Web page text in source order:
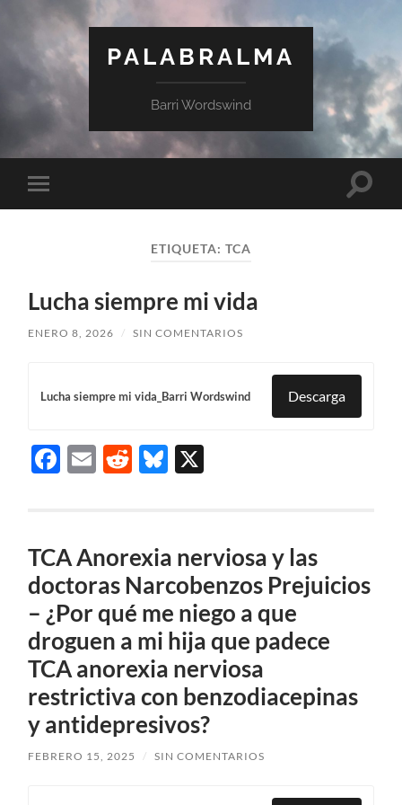
PALABRALMA
Barri Wordswind
ETIQUETA: TCA
Lucha siempre mi vida
ENERO 8, 2026 / SIN COMENTARIOS
Lucha siempre mi vida_Barri Wordswind Descarga
Facebook
EmailRedditBluesky
TCA Anorexia nerviosa y las
doctoras Narcobenzos Prejuicios
– ¿Por qué me niego a que
droguen a mi hija que padece
TCA anorexia nerviosa
restrictiva con benzodiacepinas
y antidepresivos?
FEBRERO 15, 2025 / SIN COMENTARIOS